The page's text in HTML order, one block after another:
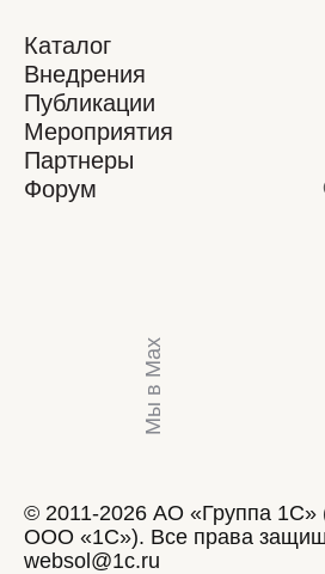
Каталог
Внедрения
Публикации
Мероприятия
Партнеры
Форум
Мы в Max
© 2011-2026 АО «Группа 1С»
ООО «1С»). Все права
websol@1c.ru